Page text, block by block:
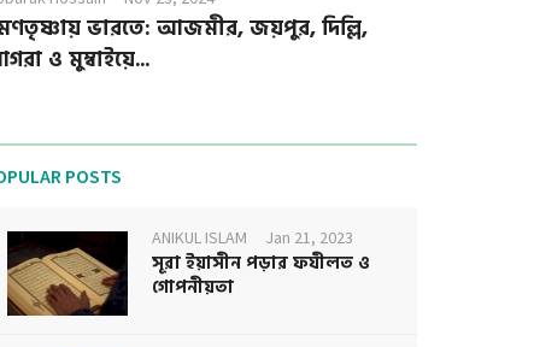
ভারতে: আজমীর, জয়পুর, দিল্লি,
ও মুম্বাইয়ে...
POSTS
ANIKUL ISLAM Jan 21, 2023
সূরা ইয়াসীন পড়ার ফযীলত ও
গোপনীয়তা